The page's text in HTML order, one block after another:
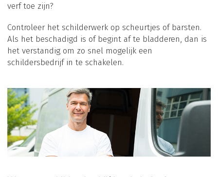
verf toe zijn?
Controleer het schilderwerk op scheurtjes of barsten.
Als het beschadigd is of begint af te bladderen, dan is
het verstandig om zo snel mogelijk een
schildersbedrijf in te schakelen.